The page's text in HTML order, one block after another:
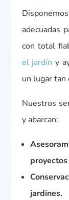
adecuadas
con total
el jardín y
un lugar tan
Nuestros
y abarcan:
jardines.